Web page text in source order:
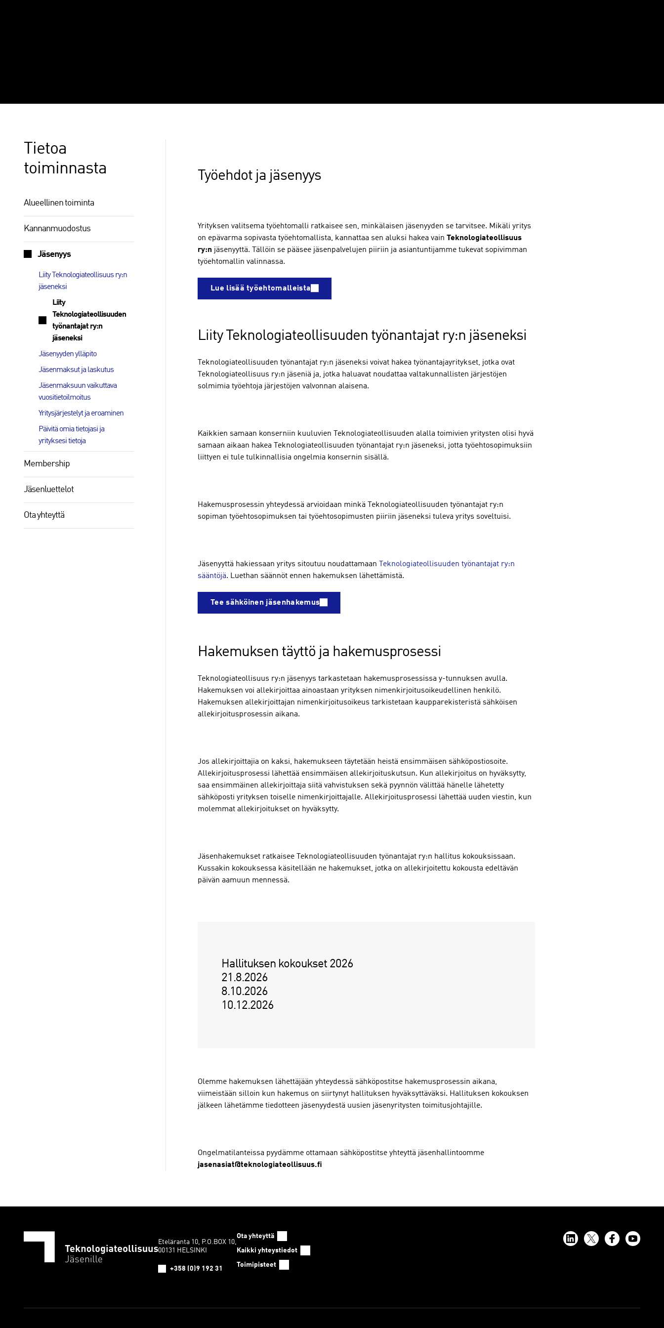
Tietoa
toiminnasta
Alueellinen toiminta
Kannanmuodostus
Jäsenyys
Liity Teknologiateollisuus ry:n
jäseneksi
Liity
Teknologiateollisuuden
työnantajat ry:n
jäseneksi
Jäsenyyden ylläpito
Jäsenmaksut ja laskutus
Jäsenmaksuun vaikuttava
vuositietoilmoitus
Yritysjärjestelyt ja eroaminen
Päivitä omia tietojasi ja
yrityksesi tietoja
Membership
Jäsenluettelot
Ota yhteyttä
Työehdot ja jäsenyys
Yrityksen valitsema työehtomalli ratkaisee sen, minkälaisen jäsenyyden se tarvitsee. Mikäli yritys
on epävarma sopivasta työehtomallista, kannattaa sen aluksi hakea vain Teknologiateollisuus
ry:n jäsenyyttä. Tällöin se pääsee jäsenpalvelujen piiriin ja asiantuntijamme tukevat sopivimman
työehtomallin valinnassa.
Lue lisää työehtomalleista
Liity Teknologiateollisuuden työnantajat ry:n jäseneksi
Teknologiateollisuuden työnantajat ry:n jäseneksi voivat hakea työnantajayritykset, jotka ovat
Teknologiateollisuus ry:n jäseniä ja, jotka haluavat noudattaa valtakunnallisten järjestöjen
solmimia työehtoja järjestöjen valvonnan alaisena.
Kaikkien samaan konserniin kuuluvien Teknologiateollisuuden alalla toimivien yritysten olisi hyvä
samaan aikaan hakea Teknologiateollisuuden työnantajat ry:n jäseneksi, jotta työehtosopimuksiin
liittyen ei tule tulkinnallisia ongelmia konsernin sisällä.
Hakemusprosessin yhteydessä arvioidaan minkä Teknologiateollisuuden työnantajat ry:n
sopiman työehtosopimuksen tai työehtosopimusten piiriin jäseneksi tuleva yritys soveltuisi.
Jäsenyyttä hakiessaan yritys sitoutuu noudattamaan
Teknologiateollisuuden työnantajat ry:n
sääntöjä. Luethan säännöt ennen hakemuksen lähettämistä.
Tee sähköinen jäsenhakemus
Hakemuksen täyttö ja hakemusprosessi
Teknologiateollisuus ry:n jäsenyys tarkastetaan hakemusprosessissa y-tunnuksen avulla.
Hakemuksen voi allekirjoittaa ainoastaan yrityksen nimenkirjoitusoikeudellinen henkilö.
Hakemuksen allekirjoittajan nimenkirjoitusoikeus tarkistetaan kaupparekisteristä sähköisen
allekirjoitusprosessin aikana.
Jos allekirjoittajia on kaksi, hakemukseen täytetään heistä ensimmäisen sähköpostiosoite.
Allekirjoitusprosessi lähettää ensimmäisen allekirjoituskutsun. Kun allekirjoitus on hyväksytty,
saa ensimmäinen allekirjoittaja siitä vahvistuksen sekä pyynnön välittää hänelle lähetetty
sähköposti yrityksen toiselle nimenkirjoittajalle. Allekirjoitusprosessi lähettää uuden viestin, kun
molemmat allekirjoitukset on hyväksytty.
Jäsenhakemukset ratkaisee Teknologiateollisuuden työnantajat ry:n hallitus kokouksissaan.
Kussakin kokouksessa käsitellään ne hakemukset, jotka on allekirjoitettu kokousta edeltävän
päivän aamuun mennessä.
Hallituksen kokoukset 2026
21.8.2026
8.10.2026
10.12.2026
Olemme hakemuksen lähettäjään yhteydessä sähköpostitse hakemusprosessin aikana,
viimeistään silloin kun hakemus on siirtynyt hallituksen hyväksyttäväksi. Hallituksen kokouksen
jälkeen lähetämme tiedotteen jäsenyydestä uusien jäsenyritysten toimitusjohtajille.
Ongelmatilanteissa pyydämme ottamaan sähköpostitse yhteyttä jäsenhallintoomme
jasenasiat@teknologiateollisuus.fi
Eteläranta 10, P.O.BOX 10,
00131 HELSINKI
+358 (0)9 192 31
Ota yhteyttä
Kaikki yhteystiedot
Toimipisteet